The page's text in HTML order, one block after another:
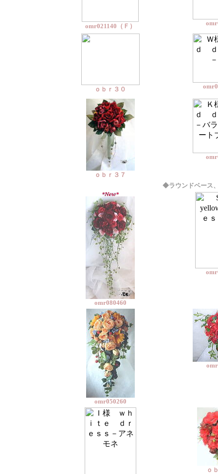
omr021140（Ｆ）
ｏｂｒ３０
ｏｂｒ３７
◆ラウンドベース
omr080460
omr050260
ｏ